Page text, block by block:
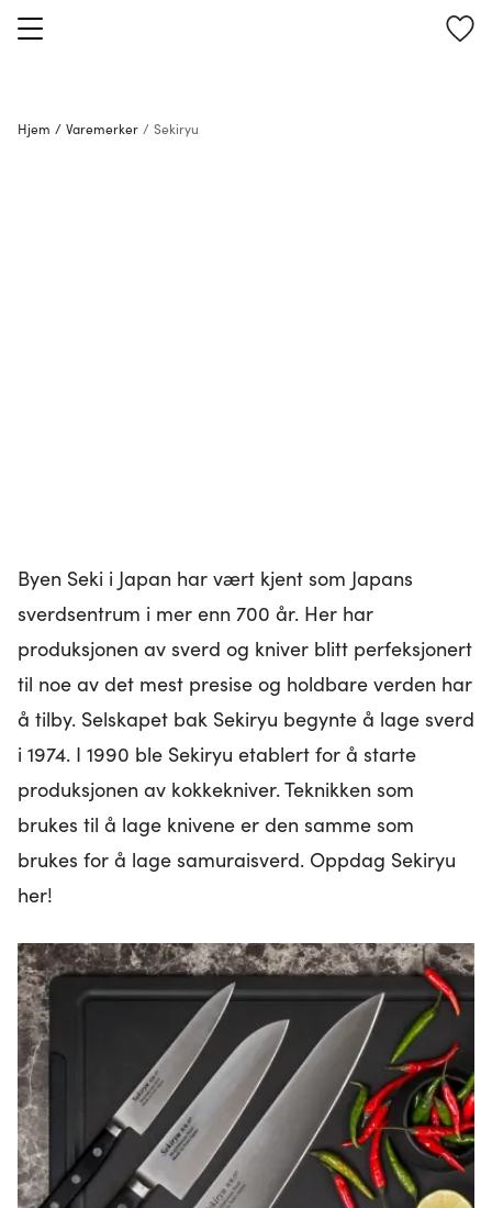
Hjem / Varemerker / Sekiryu
Byen Seki i Japan har vært kjent som Japans
sverdsentrum i mer enn 700 år. Her har
produksjonen av sverd og kniver blitt perfeksjonert
til noe av det mest presise og holdbare verden har
å tilby. Selskapet bak Sekiryu begynte å lage sverd
i 1974. I 1990 ble Sekiryu etablert for å starte
produksjonen av kokkekniver. Teknikken som
brukes til å lage knivene er den samme som
brukes for å lage samuraisverd. Oppdag Sekiryu
her!